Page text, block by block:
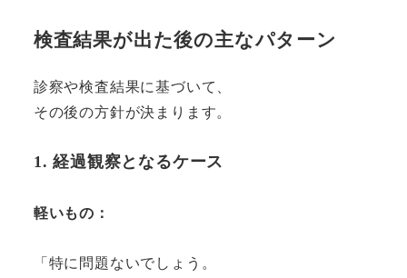
検査結果が出た後の主なパターン
診察や検査結果に基づいて、
その後の方針が決まります。
1. 経過観察となるケース
軽いもの ：
「特に問題ないでしょう。